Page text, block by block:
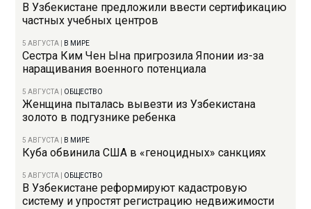
В Узбекистане предложили ввести сертификацию
частных учебных центров
5 АВГУСТА В МИРЕ
Сестра Ким Чен Ына пригрозила Японии из-за
наращивания военного потенциала
5 АВГУСТА ОБЩЕСТВО
Женщина пыталась вывезти из Узбекистана
золото в подгузнике ребенка
5 АВГУСТА В МИРЕ
Куба обвинила США в «геноцидных» санкциях
5 АВГУСТА ОБЩЕСТВО
В Узбекистане реформируют кадастровую
систему и упростят регистрацию недвижимости